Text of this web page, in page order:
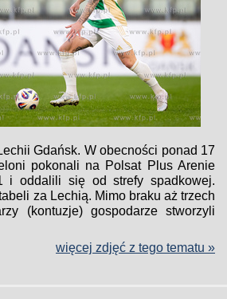
Gdańsk. W obecności ponad 17
pokonali na Polsat Plus Arenie
i oddalili się od strefy spadkowej.
za Lechią. Mimo braku aż trzech
(kontuzje) gospodarze stworzyli
więcej zdjęć z tego tematu »